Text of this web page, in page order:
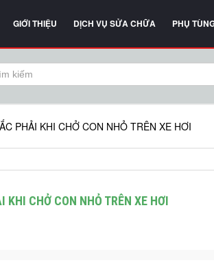
GIỚI THIỆU DỊCH VỤ SỬA CHỮA PHỤ
PHẢI KHI CHỞ CON NHỎ TRÊN XE HƠI
CHỞ CON NHỎ TRÊN XE HƠI